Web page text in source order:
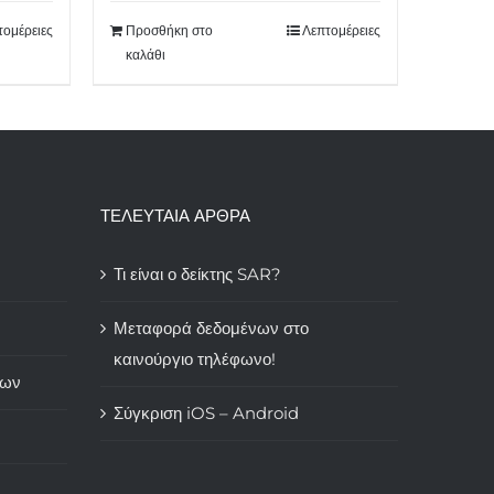
Προσθήκη στο
καλάθι
Λεπτομέρειες
ΤΕΛΕΥΤΑΙΑ ΑΡΘΡΑ
Τι είναι ο δείκτης SAR?
Μεταφορά δεδομένων στο
καινούργιο τηλέφωνο!
Σύγκριση iOS – Android